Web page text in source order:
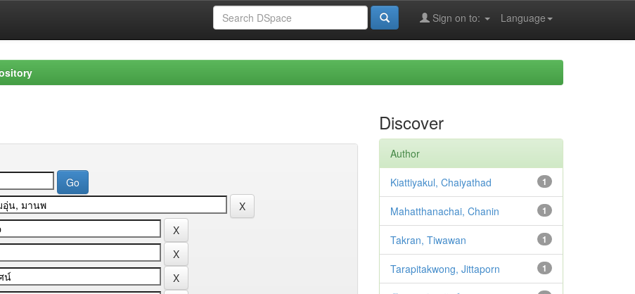
Language
Sign on to:
Discover
Author
1
Kiattiyakul, Chaiyathad
1
Mahatthanachai, Chanin
1
Takran, Tiwawan
1
Tarapitakwong, Jittaporn